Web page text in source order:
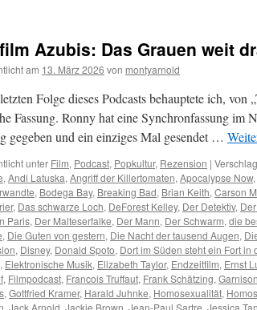
Azubis: Das Grauen weit
am 13. März 2026 von montyarnold
Folge dieses Podcasts behauptete ich,
Fassung. Ronny hat eine Synchronfassung im
gegeben und ein einziges Mal gesendet …
unter Film, Podcast, Popkultur, Rezension |
, Andi Latuska, Angriff der Killertomaten, Apocalypse Now,
, Bodega Bay, Breaking Bad, Brian Keith, Carson
, Das schwarze Loch, DeForest Kelley, Der Detektiv,
Paris, Der Malteserfalke, Der Mann, Der Schwarm, die
, Die Guten von gestern, Die Nacht der tausend Augen,
, Disney, Donald Spoto, Dort im Süden steht ein Fort
, Elektronische Musik, Elizabeth Taylor, Endzeitfilm, Ernst
, Filmpodcast, Francois Truffaut, Frank Schätzing,
, Gottfried Kramer, Harald Juhnke, Homosexualität,
, Jack Arnold, Jackie Brown, Jean-Paul Sartre, Jessica